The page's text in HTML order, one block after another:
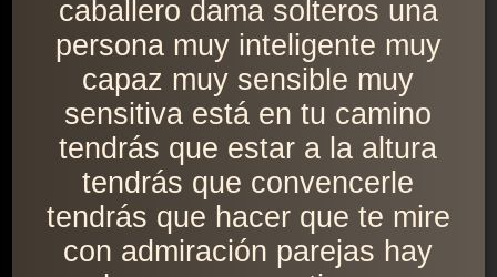
caballero dama solteros una
persona muy inteligente muy
capaz muy sensible muy
sensitiva está en tu camino
tendrás que estar a la altura
tendrás que convencerle
tendrás que hacer que te mire
con admiración parejas hay